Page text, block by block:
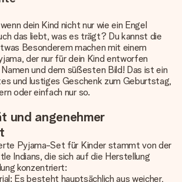
dein Kind nicht nur wie ein Engel
das liebt, was es trägt? Du kannst die
Besonderem machen mit einem
der nur für dein Kind entworfen
und dem süßesten Bild! Das ist ein
und lustiges Geschenk zum Geburtstag,
oder einfach nur so.
und angenehmer
Pyjama-Set für Kinder stammt von der
Indians, die sich auf die Herstellung
konzentriert:
Es besteht hauptsächlich aus weicher,